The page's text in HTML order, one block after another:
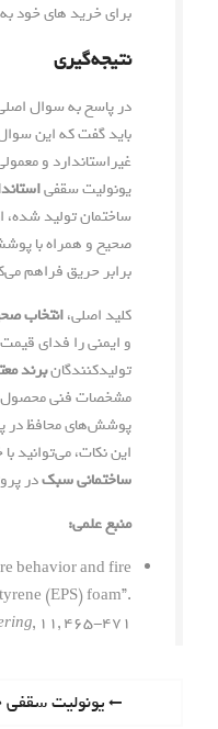
برای خرید های خود
نتیجه‌گیری
در پاسخ به سوال
باید گفت که این
غیراستاندارد و
یونولیت سقفی
ساختمان تولید شده،
صحیح و همراه با
برابر حریق فراهم
کلید اصلی،انتخاب
و ایمنی را فدای
تولیدکنندگانبرند
مشخصات فنی محصول
پوشش‌های محافظ در
این نکات، می‌توانید
ساختمانی سبکدر
منبع علمی:
behavior and fire
(EPS) foam”.
, 11, 465-471.
P
یونولیت